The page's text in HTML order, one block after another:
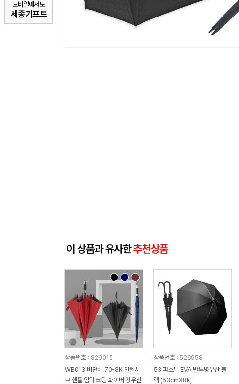
모바일에서도
세종기프트
이 상품과 유사한추천상품
상품번호 : 829015
WB013 비단비 70-8K 인텐시
브 핸들 암막 코팅 화이버 장우산
상품번호 : 526958
53 파스텔 EVA 반투명우산 블
랙 (53cmX8k)